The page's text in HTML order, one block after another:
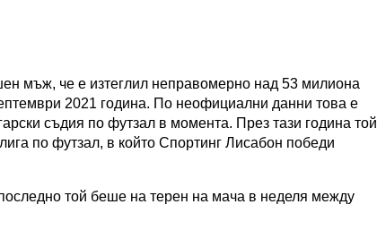
мъж, че е изтеглил неправомерно над 53 милиона
2021 година. По неофициални данни това е
съдия по футзал в момента. През тази година той
по футзал, в който Спортинг Лисабон победи
той беше на терен на мача в неделя между